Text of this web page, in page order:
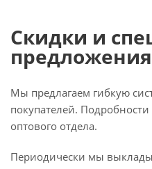
Скидки и
предложения
Мы предлагаем гибкую
покупателей.
оптового отдела.
Периодически мы